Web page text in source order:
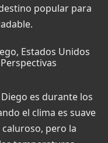
popular para
Estados Unidos
es durante los
el clima es suave
pero la